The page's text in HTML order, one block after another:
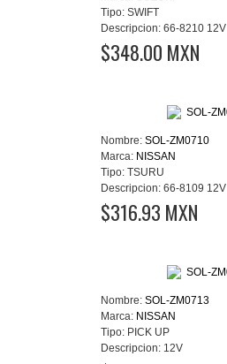
Tipo: SWIFT
Descripcion: 66-8210 12V
$348.00 MXN
Nombre: SOL-ZM0710
Marca: NISSAN
Tipo: TSURU
Descripcion: 66-8109 12V
$316.93 MXN
Nombre: SOL-ZM0713
Marca: NISSAN
Tipo: PICK UP
Descripcion: 12V